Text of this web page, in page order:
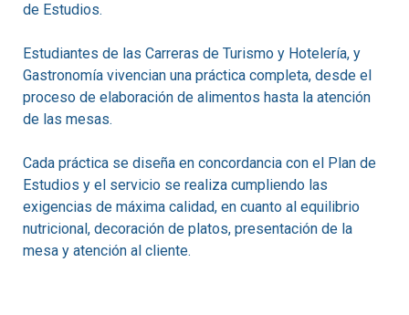
de Estudios.
Estudiantes de las Carreras de Turismo y Hotelería, y
Gastronomía vivencian una práctica completa, desde el
proceso de elaboración de alimentos hasta la atención
de las mesas.
Cada práctica se diseña en concordancia con el Plan de
Estudios y el servicio se realiza cumpliendo las
exigencias de máxima calidad, en cuanto al equilibrio
nutricional, decoración de platos, presentación de la
mesa y atención al cliente.